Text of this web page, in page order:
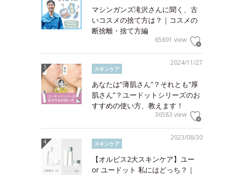
マシンガンズ滝沢さんに聞く、古
いコスメの捨て方は？｜コスメの
断捨離・捨て方編
65891 view
2024/11/27
スキンケア
あなたは“薄肌さん”？それとも“厚
肌さん”？ユードットシリーズのお
すすめの使い方、教えます！
36583 view
2023/08/30
スキンケア
【オルビス2大スキンケア】ユー
or ユードット 私にはどっち？｜